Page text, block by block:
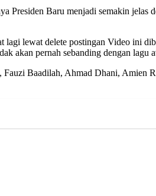
Presiden Baru menjadi semakin jelas
lewat delete postingan Video ini
akan pernah sebanding dengan lagu
Baadilah, Ahmad Dhani, Amien